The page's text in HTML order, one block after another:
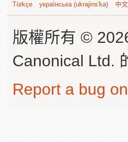
Türkçe
українська (ukrajins'ka) 中
版權所有 ©
Canonical Ltd.
Report a bug